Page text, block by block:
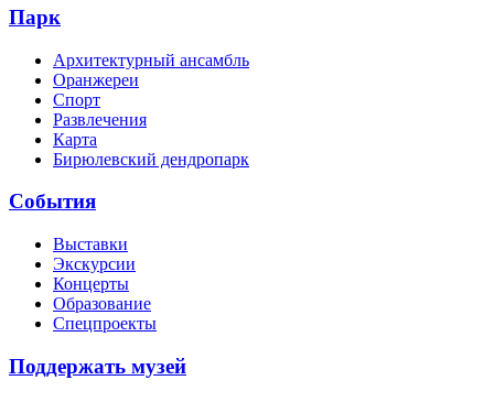
Парк
Архитектурный ансамбль
Оранжереи
Спорт
Развлечения
Карта
Бирюлевский дендропарк
События
Выставки
Экскурсии
Концерты
Образование
Спецпроекты
Поддержать музей